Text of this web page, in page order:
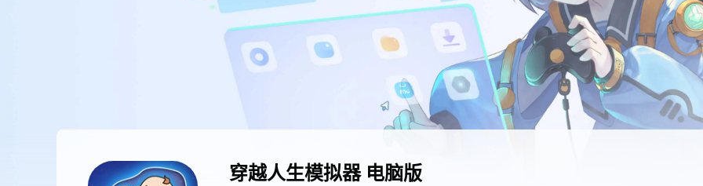
穿越人生模拟器 电脑版